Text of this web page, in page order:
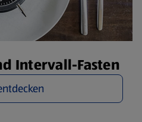
Intervall-Fasten